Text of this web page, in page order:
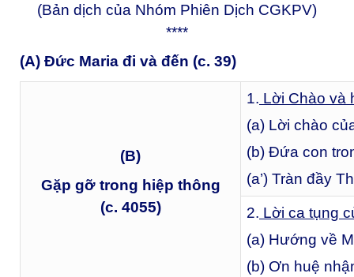
(Bản dịch của Nhóm Phiên Dịch CGKPV)
****
(A) Đức Maria đi và đến (c. 39)
(B)
Gặp gỡ trong hiệp thông
(c. 4055)
1. Lời Chào và
(a) Lời chào
(b) Đứa con
(a’) Tràn đầy
2. Lời ca tụng
(a) Hướng về
(b) Ơn huệ